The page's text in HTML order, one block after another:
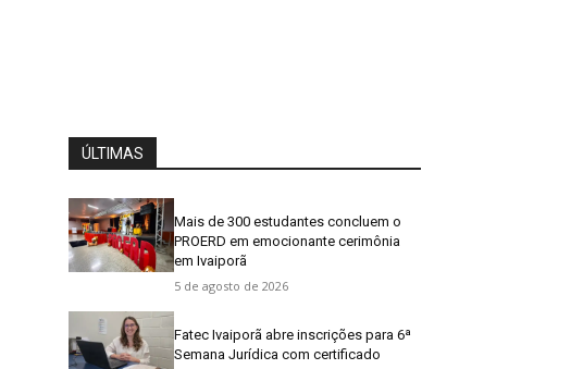
ÚLTIMAS
Mais de 300 estudantes concluem o
PROERD em emocionante cerimônia
em Ivaiporã
5 de agosto de 2026
Fatec Ivaiporã abre inscrições para 6ª
Semana Jurídica com certificado